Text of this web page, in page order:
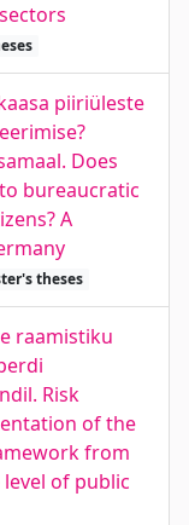
piiriüleste
Does
bureaucratic
A
theses
raamistiku
Risk
of the
from
level of public